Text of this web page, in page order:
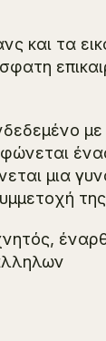
και τα
με
μια